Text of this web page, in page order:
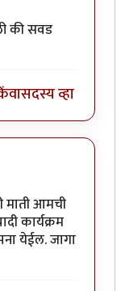
byअहिरावण
की सवड
सदस्य व्हा
माती आमची
कार्यक्रम
येईल. जागा